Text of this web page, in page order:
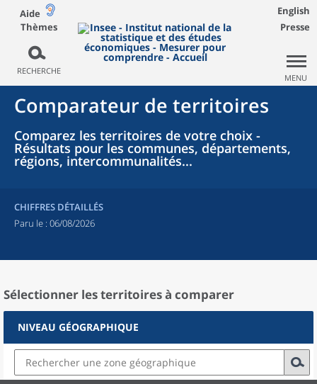
Aide
Thèmes
RECHERCHE
English
Presse
MENU
Comparateur de territoires
Comparez les territoires de votre choix -
Résultats pour les communes, départements,
régions, intercommunalités...
CHIFFRES DÉTAILLÉS
Paru le : 06/08/2026
Sélectionner les territoires à comparer
NIVEAU GÉOGRAPHIQUE